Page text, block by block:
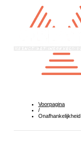
Voorpagina
/
Onafhankelijkheid